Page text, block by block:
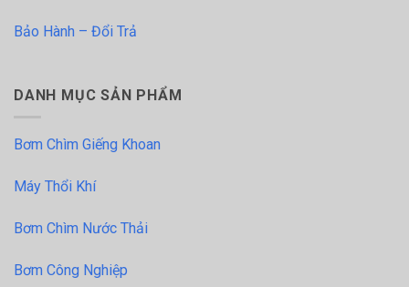
Bảo Hành – Đổi Trả
DANH MỤC SẢN PHẨM
Bơm Chìm Giếng Khoan
Máy Thổi Khí
Bơm Chìm Nước Thải
Bơm Công Nghiệp